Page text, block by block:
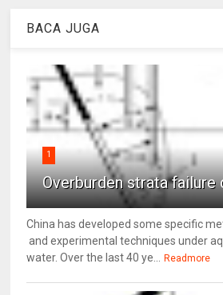
BACA JUGA
1
Overburden strata failure
China has developed some specific
and experimental techniques under
water. Over the last 40 ye...
Readmore